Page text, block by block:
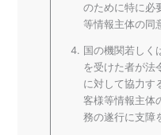
のために特に必
等情報主体の同
国の機関若しく
を受けた者が法
に対して協力す
客様等情報主体
務の遂行に支障